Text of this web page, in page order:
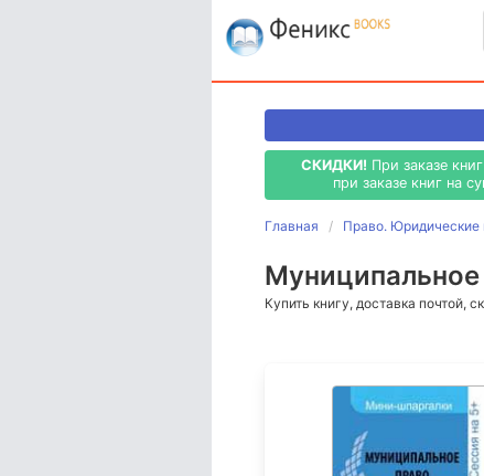
СКИДКИ! При заказе
при заказе книг на
Главная Право. Юридические
Купить книгу, доставка почтой,